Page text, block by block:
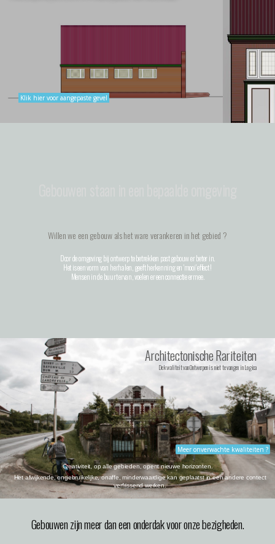
Klik hier voor aangepaste gevel
Willen we een gebouw als het ware verankeren in het gebied ?
Door de omgeving bij ontwerp te betrekken past gebouw er beter in.
Het is een vorm van herhalen, geeft herkenning en 'mooi' effect !
Mensen in de buurt ervan, voelen er een connectie ermee.
Architectonische Rariteiten
De kwaliteit van Ontwerpen is niet te vangen in Logica
Meer onverwachte kwaliteiten ?
Creativiteit, op alle gebieden, opent nieuwe horizonten.
Het afwijkende, ongebruikelijke, onaffe, minderwaardige kan geplaatst in een andere contect
verfrissend werken.
Gebouwen zijn meer dan een onderdak voor onze bezigheden.